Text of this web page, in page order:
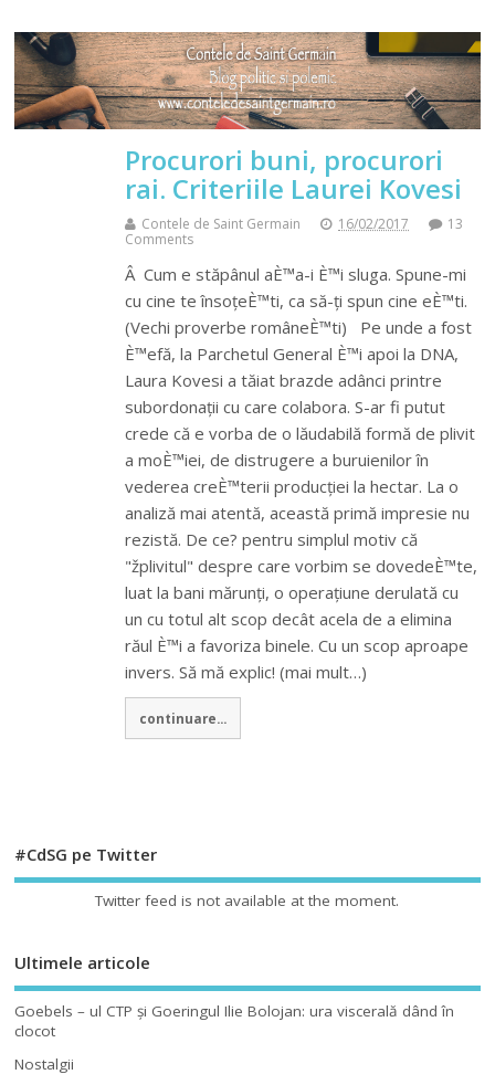
Procurori buni, procurori
rai. Criteriile Laurei Kovesi
Contele de Saint Germain 16/02/2017
13
Comments
Â Cum e stăpânul aÈ™a-i È™i sluga. Spune-mi
cu cine te însoțeÈ™ti, ca să-ți spun cine eÈ™ti.
(Vechi proverbe româneÈ™ti) Pe unde a fost
È™efă, la Parchetul General È™i apoi la DNA,
Laura Kovesi a tăiat brazde adânci printre
subordonații cu care colabora. S-ar fi putut
crede că e vorba de o lăudabilă formă de plivit
a moÈ™iei, de distrugere a buruienilor în
vederea creÈ™terii producției la hectar. La o
analiză mai atentă, această primă impresie nu
rezistă. De ce? pentru simplul motiv că
"žplivitul" despre care vorbim se dovedeÈ™te,
luat la bani mărunți, o operațiune derulată cu
un cu totul alt scop decât acela de a elimina
răul È™i a favoriza binele. Cu un scop aproape
invers. Să mă explic! (mai mult…)
continuare...
#CdSG pe Twitter
Twitter feed is not available at the moment.
Ultimele articole
Goebels – ul CTP şi Goeringul Ilie Bolojan: ura viscerală dând în
clocot
Nostalgii